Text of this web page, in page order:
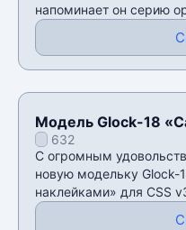
напоминает он серию
Модель Glock-18
наклейками» для
632
С огромным
новую модельку Glock-
наклейками» для CSS